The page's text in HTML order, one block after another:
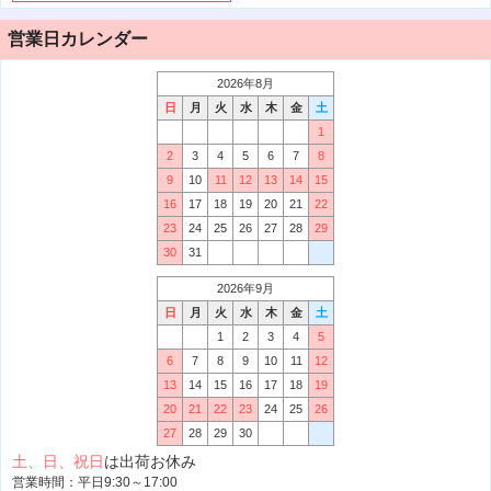
営業日カレンダー
2026年8月
日
月 火 水 木 金
土
1
2
3 4 5 6 7
8
9
10 11 12 13 14
15
16
17 18 19 20 21
22
23
24 25 26 27 28
29
30
31
2026年9月
日
月 火 水 木 金
土
1
2 3 4
5
6
7 8 9 10 11
12
13
14 15 16 17 18
19
20
21 22 23 24 25
26
27
28 29 30
土、日、祝日は出荷お休み
営業時間：平日9:30～17:00